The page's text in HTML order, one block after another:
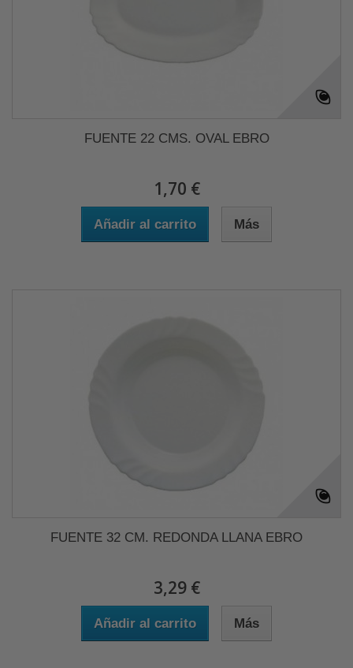
FUENTE 22 CMS. OVAL EBRO
1,70 €
Añadir al carrito Más
FUENTE 32 CM. REDONDA LLANA EBRO
3,29 €
Añadir al carrito Más